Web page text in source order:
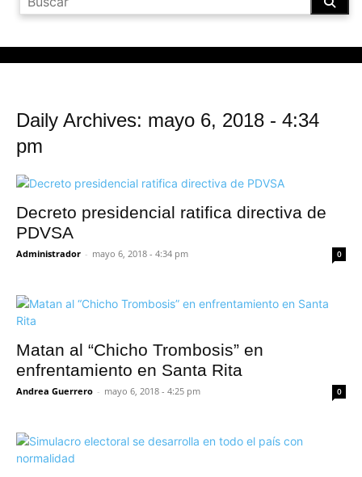
Daily Archives: mayo 6, 2018 - 4:34
pm
Decreto presidencial ratifica directiva de
PDVSA
Administrador - mayo 6, 2018 - 4:34 pm 0
Matan al “Chicho Trombosis” en
enfrentamiento en Santa Rita
Andrea Guerrero - mayo 6, 2018 - 4:25 pm 0